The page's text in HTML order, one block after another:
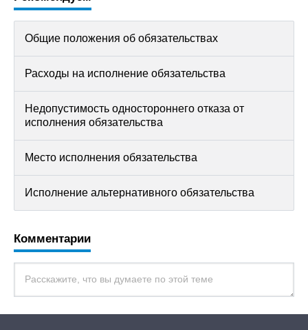
Общие положения об обязательствах
Расходы на исполнение обязательства
Недопустимость одностороннего отказа от
исполнения обязательства
Место исполнения обязательства
Исполнение альтернативного обязательства
Комментарии